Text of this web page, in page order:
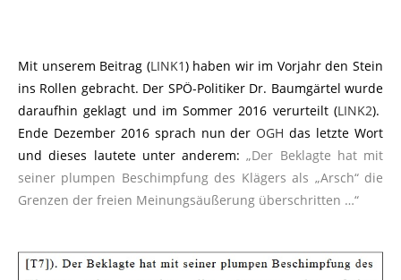
Mit unserem Beitrag (LINK1) haben wir im Vorjahr den Stein
ins Rollen gebracht. Der SPÖ-Politiker Dr. Baumgärtel wurde
daraufhin geklagt und im Sommer 2016 verurteilt (LINK2).
Ende Dezember 2016 sprach nun der OGH das letzte Wort
und dieses lautete unter anderem:„Der Beklagte hat mit
seiner plumpen Beschimpfung des Klägers als „Arsch“ die
Grenzen der freien Meinungsäußerung überschritten …“